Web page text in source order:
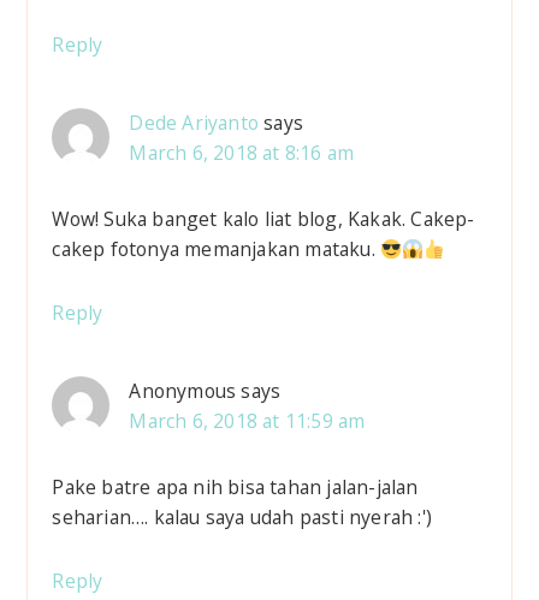
n
e
o
Reply
Dede Ariyanto says
March 6, 2018 at 8:16 am
Wow! Suka banget kalo liat blog, Kakak. Cakep-
cakep fotonya memanjakan mataku.
Reply
Anonymous says
March 6, 2018 at 11:59 am
Pake batre apa nih bisa tahan jalan-jalan
seharian…. kalau saya udah pasti nyerah :')
Reply